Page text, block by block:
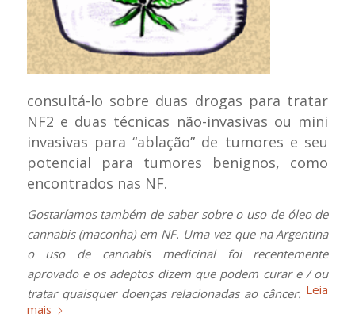
consultá-lo sobre duas drogas para tratar
NF2 e duas técnicas não-invasivas ou mini
invasivas para “ablação” de tumores e seu
potencial para tumores benignos, como
encontrados nas NF.
Gostaríamos também de saber sobre o uso de óleo de
cannabis (maconha) em NF. Uma vez que na Argentina
o uso de cannabis medicinal foi recentemente
aprovado e os adeptos dizem que podem curar e / ou
tratar quaisquer doenças relacionadas ao câncer. Leia
mais